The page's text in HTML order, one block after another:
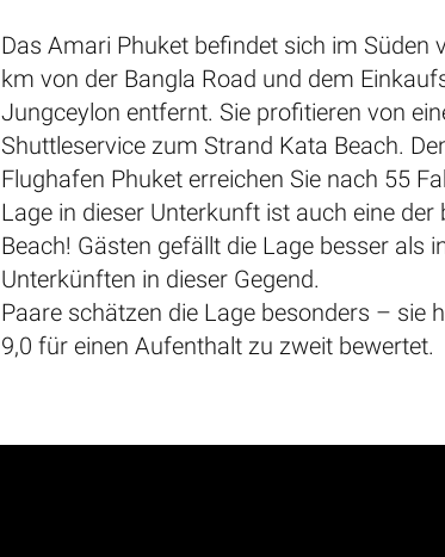
Das Amari Phuket befindet sich im Süden
km von der Bangla Road und dem
Jungceylon entfernt. Sie profitieren von
Shuttleservice zum Strand Kata Beach.
Flughafen Phuket erreichen Sie nach 55
Lage in dieser Unterkunft ist auch eine der
Beach! Gästen gefällt die Lage besser als
Unterkünften in dieser Gegend.
Paare schätzen die Lage besonders – sie
9,0 für einen Aufenthalt zu zweit bewertet.